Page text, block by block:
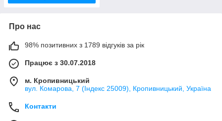
Про нас
98% позитивних з 1789 відгуків за рік
Працює з 30.07.2018
м. Кропивницький
вул. Комарова, 7 (Індекс 25009), Кропивницький, Україна
Контакти